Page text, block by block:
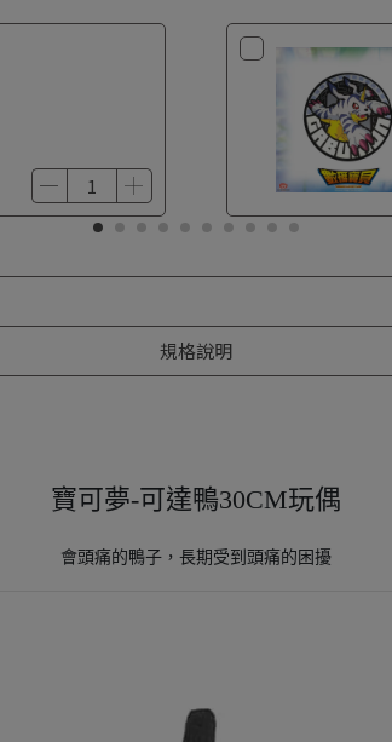
規格說明
寶可夢-可達鴨30CM玩偶
會頭痛的鴨子，長期受到頭痛的困擾